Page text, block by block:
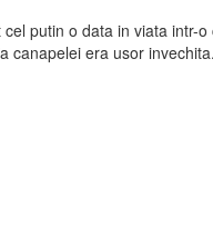
cel putin o data in viata intr-
canapelei era usor